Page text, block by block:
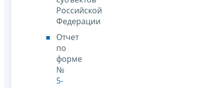
Российской
Федерации
Отчет
по
форме
№
5-